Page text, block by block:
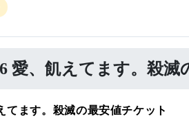
愛、飢えてます。殺滅
ます。殺滅の最安値チケット